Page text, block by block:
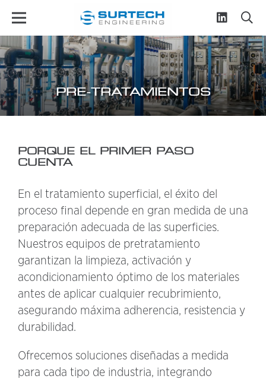
PRE-TRATAMIENTOS
PORQUE EL PRIMER PASO
CUENTA
En el tratamiento superficial, el éxito del
proceso final depende en gran medida de una
preparación adecuada de las superficies.
Nuestros equipos de pretratamiento
garantizan la limpieza, activación y
acondicionamiento óptimo de los materiales
antes de aplicar cualquier recubrimiento,
asegurando máxima adherencia, resistencia y
durabilidad.
Ofrecemos soluciones diseñadas a medida
para cada tipo de industria, integrando